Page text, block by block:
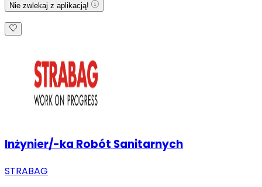
Nie zwlekaj z aplikacją!
Inżynier/-ka Robót Sanitarnych
STRABAG